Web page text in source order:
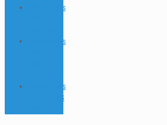
Testimonios
Testimonios
Testimonios
PRÁCTICAS